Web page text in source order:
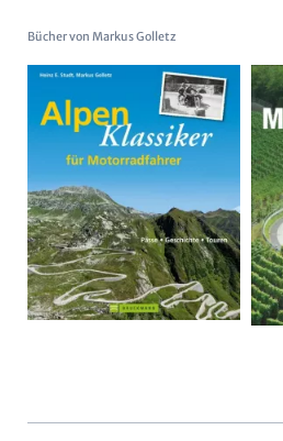
Bücher von Markus Golletz